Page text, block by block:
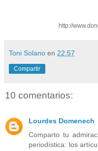
http://
Toni Solano en 22:57
Compartir
10 comentarios:
Lourdes Domenech
Comparto tu
periodística: los